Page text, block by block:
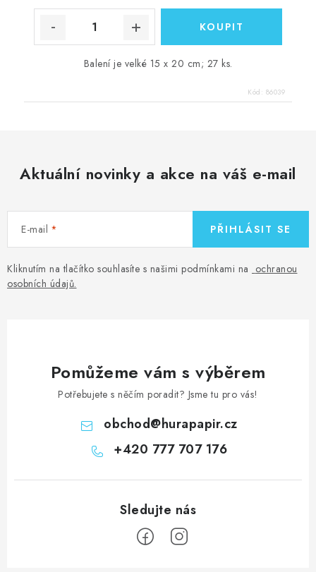
Balení je velké 15 x 20 cm; 27 ks.
Kód: 86039
Aktuální novinky a akce na váš e-mail
E-mail
Kliknutím na tlačítko souhlasíte s našimi podmínkami na ochranou
osobních údajů.
PŘIHLÁSIT SE
Pomůžeme vám s výběrem
Potřebujete s něčím poradit? Jsme tu pro vás!
obchod@hurapapir.cz
+420 777 707 176